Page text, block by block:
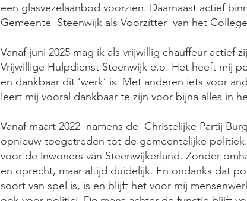
een glasvezelaanbod voorzien. Daarnaast actief
Gemeente Steenwijk als Voorzitter van het
Vanaf juni 2025 mag ik als vrijwillig chauffeur actief
Vrijwillige Hulpdienst Steenwijk e.o. Het heeft mij
en dankbaar dit ‘werk’ is. Met anderen iets voor
leert mij vooral dankbaar te zijn voor bijna alles in
Vanaf maart 2022 namens de Christelijke Partij
opnieuw toegetreden tot de gemeentelijke
voor de inwoners van Steenwijkerland. Zonder
en oprecht, maar altijd duidelijk. En ondanks dat
soort van spel is, is en blijft het voor mij